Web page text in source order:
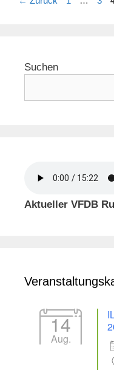
Suchen
Aktueller VFDB
14
Aug.